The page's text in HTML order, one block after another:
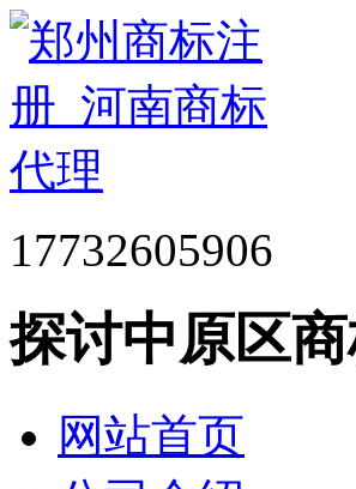
17732605906
探讨中原区
网站首页